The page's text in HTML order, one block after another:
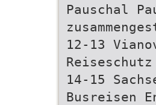
Pauschal
12-13
14-15
Busreisen